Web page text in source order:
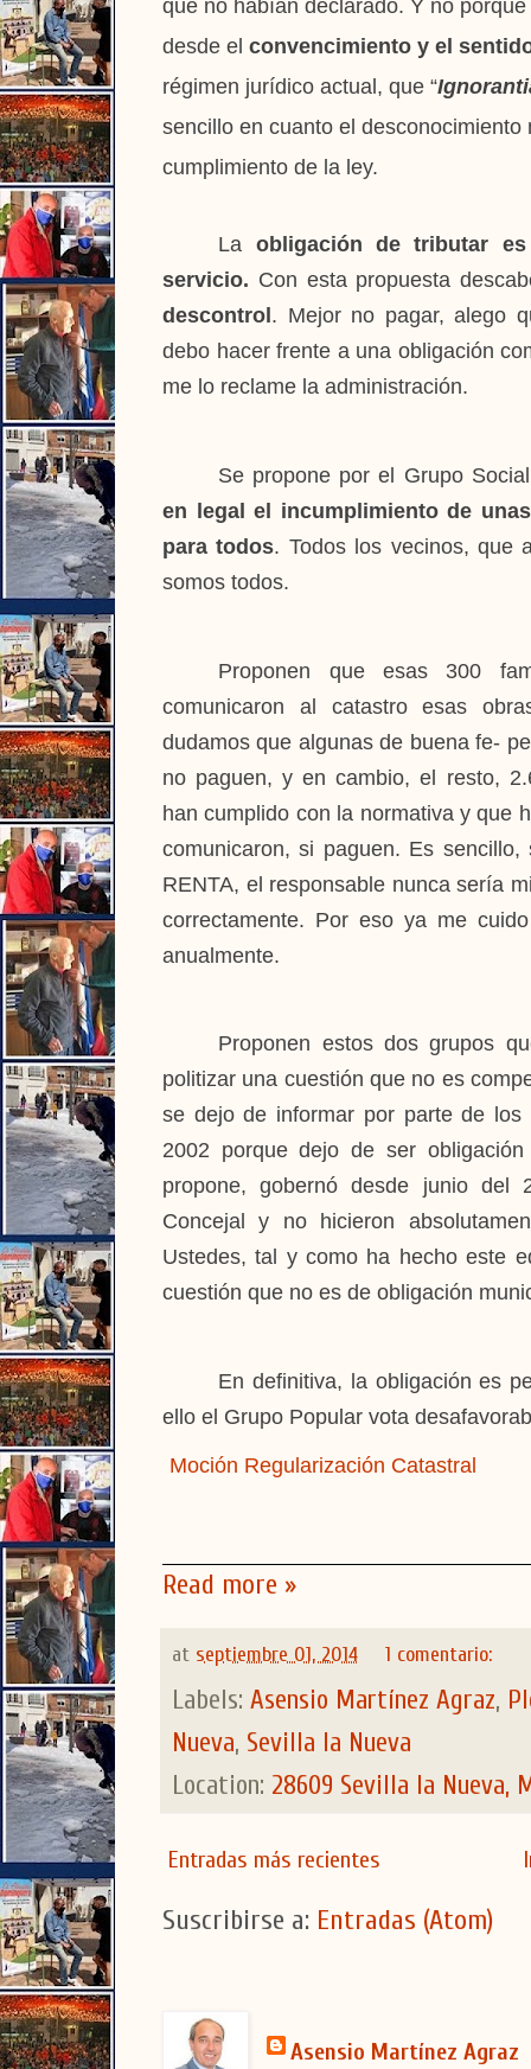
que no habían declarado. Y no
desde el convencimiento y el
régimen jurídico actual, que “
sencillo en cuanto el
cumplimiento de la ley.
La obligación de tributar
servicio. Con esta propuesta
descontrol . Mejor no pagar, alego
debo hacer frente a una obligación
me lo reclame la administración.
Se propone por el Grupo
en legal el incumplimiento de
para todos. Todos los vecinos, que
somos todos.
Proponen que esas 300
comunicaron al catastro esas
dudamos que algunas de buena fe-
no paguen, y en cambio, el resto,
han cumplido con la normativa y que
comunicaron, si paguen. Es sencillo,
RENTA, el responsable nunca sería
correctamente. Por eso ya me
anualmente.
Proponen estos dos grupos
politizar una cuestión que no es
se dejo de informar por parte de los
2002 porque dejo de ser
propone, gobernó desde junio del
Concejal y no hicieron
Ustedes, tal y como ha hecho este
cuestión que no es de obligación
En definitiva, la obligación es
ello el Grupo Popular vota
Moción Regularización Catastral
Read more »
at septiembre 01, 2014 1 comentario:
Labels: Asensio Martínez Agraz,
Nueva, Sevilla la Nueva
Location: 28609 Sevilla la Nueva,
Entradas más recientes
Suscribirse a: Entradas (Atom)
Asensio Martínez Agraz